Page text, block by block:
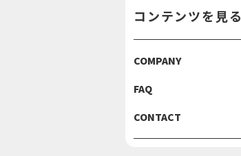
コンテンツを見る
COMPANY
FAQ
CONTACT